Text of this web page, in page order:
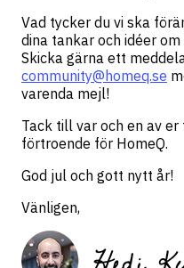
Vad tycker du vi ska
dina tankar och idéer
Skicka gärna ett
community@homeq.se
varenda mejl!
Tack till var och en av
förtroende för HomeQ.
God jul och gott nytt år!
Vänligen,